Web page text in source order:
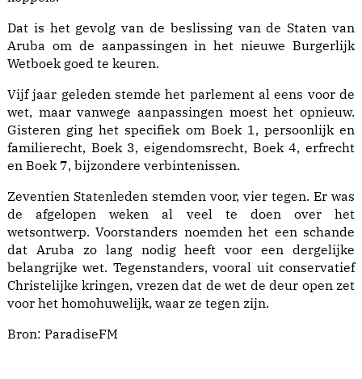
Dat is het gevolg van de beslissing van de Staten van
Aruba om de aanpassingen in het nieuwe Burgerlijk
Wetboek goed te keuren.
Vijf jaar geleden stemde het parlement al eens voor de
wet, maar vanwege aanpassingen moest het opnieuw.
Gisteren ging het specifiek om Boek 1, persoonlijk en
familierecht, Boek 3, eigendomsrecht, Boek 4, erfrecht
en Boek 7, bijzondere verbintenissen.
Zeventien Statenleden stemden voor, vier tegen. Er was
de afgelopen weken al veel te doen over het
wetsontwerp. Voorstanders noemden het een schande
dat Aruba zo lang nodig heeft voor een dergelijke
belangrijke wet. Tegenstanders, vooral uit conservatief
Christelijke kringen, vrezen dat de wet de deur open zet
voor het homohuwelijk, waar ze tegen zijn.
Bron: ParadiseFM